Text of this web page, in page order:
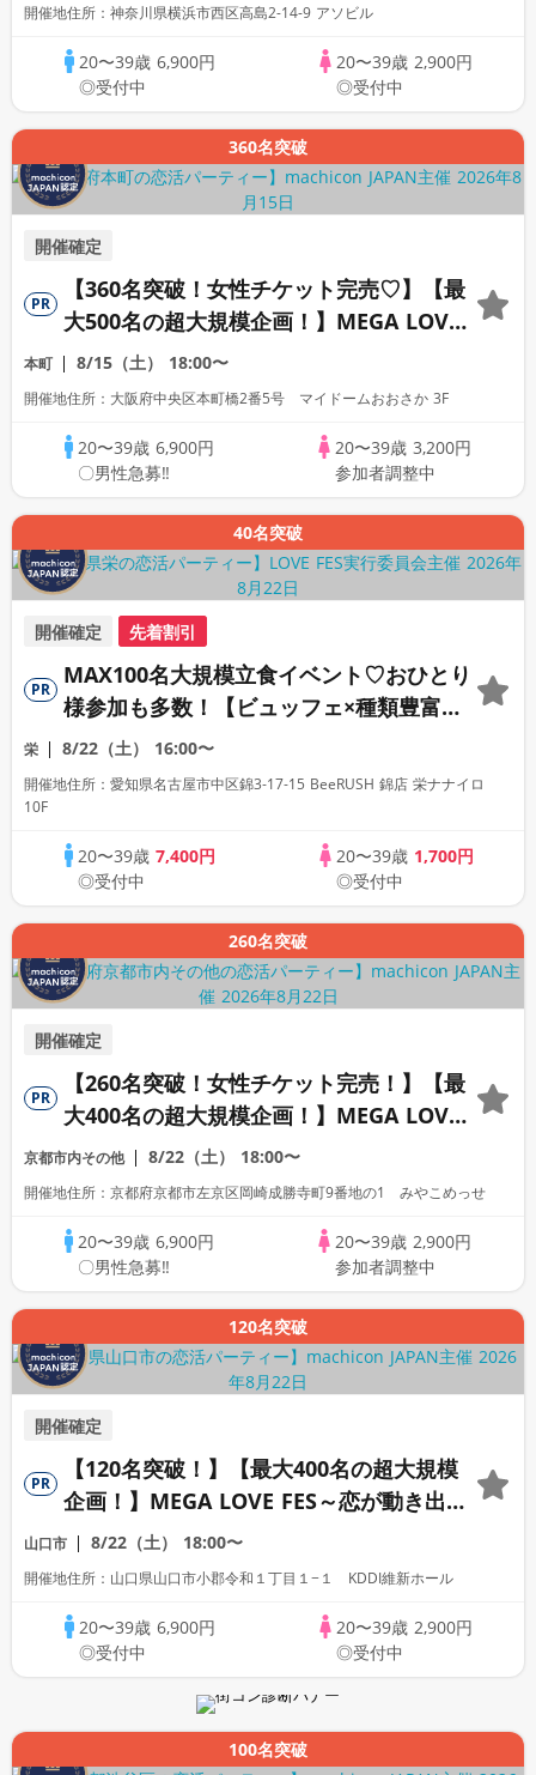
開催地住所：神奈川県横浜市西区高島2-14-9 アソビル
20〜39歳 6,900円
◎受付中
20〜39歳 2,900円
◎受付中
360名突破
開催確定
PR
【360名突破！女性チケット完売♡】【最
大500名の超大規模企画！】MEGA LOVE
FES～恋が動き出す出会いの祭典～
本町 8/15（土） 18:00〜
開催地住所：大阪府中央区本町橋2番5号 マイドームおおさか 3F
20〜39歳6,900円
〇男性急募‼
20〜39歳3,200円
参加者調整中
40名突破
開催確定 先着割引
PR
MAX100名大規模立食イベント♡おひとり
様参加も多数！【ビュッフェ×種類豊富な
フリードリンク♪】【大人の広々ダイニン
グバー貸切】～LOVE FES NAGOYA～
栄 8/22（土） 16:00〜
開催地住所：愛知県名古屋市中区錦3‑17‑15 BeeRUSH 錦店 栄ナナイロ
10F
20〜39歳7,400円
◎受付中
20〜39歳 1,700円
◎受付中
260名突破
開催確定
PR
【260名突破！女性チケット完売！】【最
大400名の超大規模企画！】MEGA LOVE
FES～恋が動き出す出会いの祭典～
京都市内その他 8/22（土） 18:00〜
開催地住所：京都府京都市左京区岡崎成勝寺町9番地の1 みやこめっせ
20〜39歳6,900円
〇男性急募‼
20〜39歳2,900円
参加者調整中
120名突破
開催確定
PR
【120名突破！】【最大400名の超大規模
企画！】MEGA LOVE FES～恋が動き出す
出会いの祭典～
山口市 8/22（土） 18:00〜
開催地住所：山口県山口市小郡令和１丁目１−１ KDDI維新ホール
20〜39歳 6,900円
◎受付中
20〜39歳 2,900円
◎受付中
100名突破